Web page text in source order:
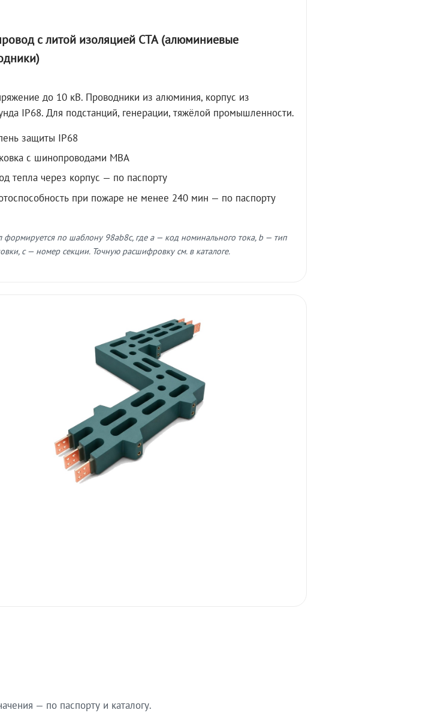
с литой изоляцией СТА (алюминиевые
до 10 кВ. Проводники из алюминия, корпус из
IP68. Для подстанций, генерации, тяжёлой промышленности.
защиты IP68
с шинопроводами МВА
тепла через корпус — по паспорту
при пожаре не менее 240 мин — по паспорту
формируется по шаблону 98ab8c, где a — код номинального тока, b — тип
c — номер секции. Точную расшифровку см. в каталоге.
— по паспорту и каталогу.